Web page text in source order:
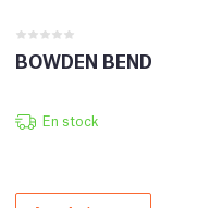
BOWDEN BEND
En stock